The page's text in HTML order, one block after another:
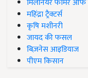
मिलेनियर फार्मर ऑफ
महिंद्रा ट्रैक्टर्स
कृषि मशीनरी
जायद की फसल
बिज़नेस आइडियाज
पीएम किसान